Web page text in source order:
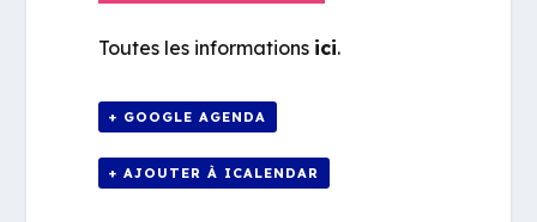
Toutes les informations ici.
+ GOOGLE AGENDA
+ AJOUTER À ICALENDAR